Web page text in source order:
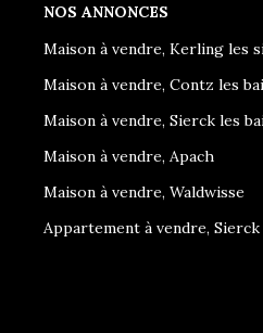
NOS ANNONCES
Maison à vendre, Kerling les
Maison à vendre, Contz les
Maison à vendre, Sierck les
Maison à vendre, Apach
Maison à vendre, Waldwisse
Appartement à vendre, Sierck